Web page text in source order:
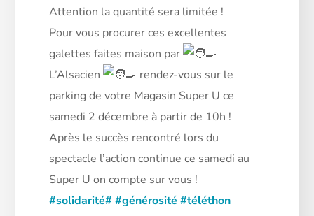
Attention la quantité sera limitée !
Pour vous procurer ces excellentes
galettes faites maison par
L’Alsacien
rendez-vous sur le
parking de votre Magasin Super U ce
samedi 2 décembre à partir de 10h !
Après le succès rencontré lors du
spectacle l’action continue ce samedi au
Super U on compte sur vous !
#solidarité# #générosité #téléthon